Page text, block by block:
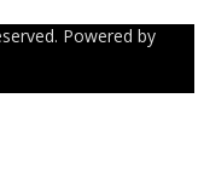
Powered by